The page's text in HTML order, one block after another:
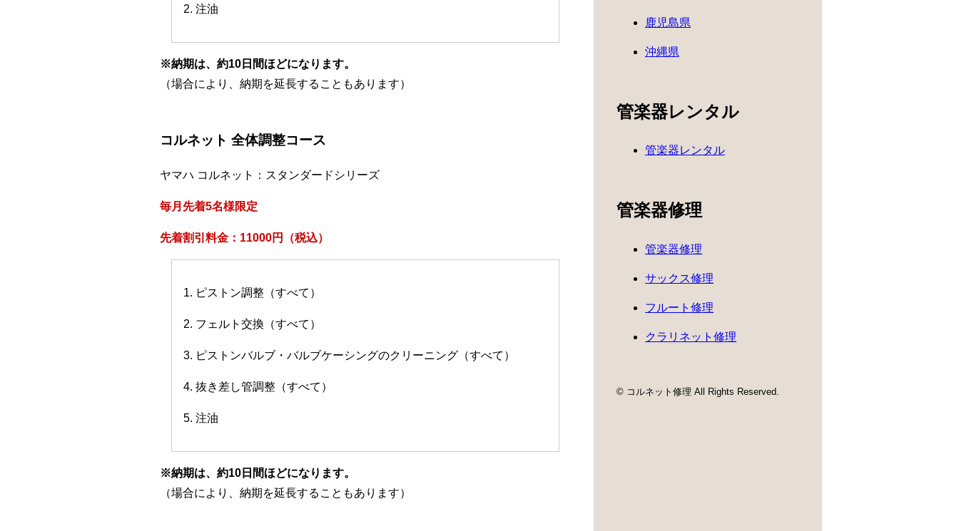
2. 注油
※納期は、約10日間ほどになります。
（場合により、納期を延長することもあります）
コルネット 全体調整コース
ヤマハ コルネット：スタンダードシリーズ
毎月先着5名様限定
先着割引料金：11000円（税込）
1. ピストン調整（すべて）
2. フェルト交換（すべて）
3. ピストンバルブ・バルブケーシングのクリーニング（すべて）
4. 抜き差し管調整（すべて）
5. 注油
※納期は、約10日間ほどになります。
（場合により、納期を延長することもあります）
鹿児島県
沖縄県
管楽器レンタル
管楽器レンタル
管楽器修理
管楽器修理
サックス修理
フルート修理
クラリネット修理
© コルネット修理 All Rights Reserved.